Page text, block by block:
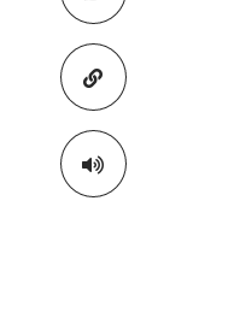
Copiar para